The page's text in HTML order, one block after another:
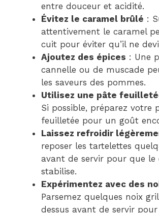
entre douceur et acidité.
Évitez le caramel brûlé :
attentivement le caramel
cuit pour éviter qu’il ne
Ajoutez des épices : Une
cannelle ou de muscade
les saveurs des pommes.
Utilisez une pâte
Si possible, préparez votre
feuilletée pour un goût
Laissez refroidir
reposer les tartelettes
avant de servir pour que le
stabilise.
Expérimentez avec des
Parsemez quelques noix
dessus avant de servir